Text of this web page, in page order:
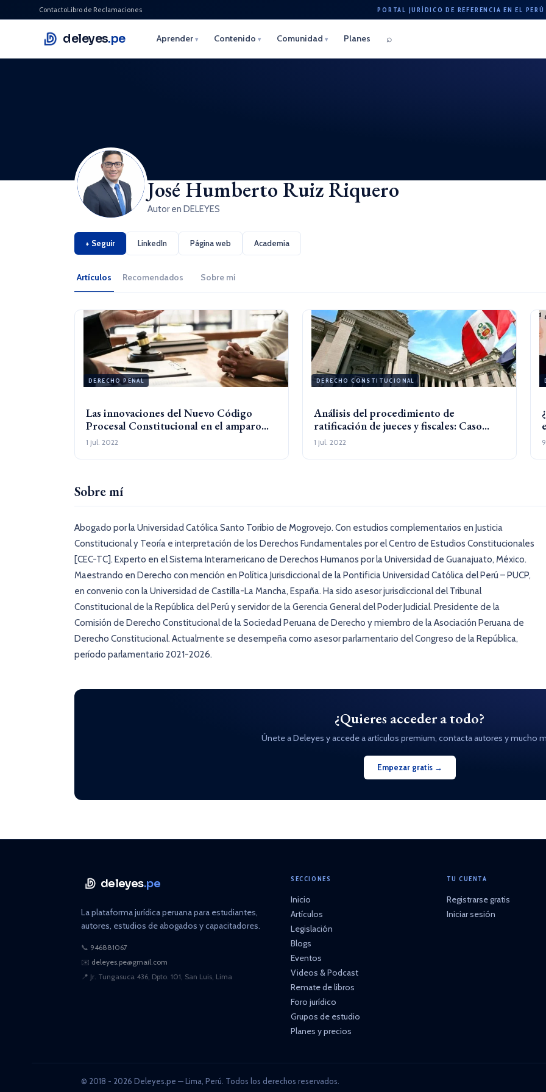
ContactoLibro de Reclamaciones PORTAL JURÍDICO DE REFERENCIA EN EL PERÚ
deleyes.pe Aprender ▾ Contenido ▾ Comunidad ▾ Planes ⌕
José Humberto Ruiz Riquero
Autor en DELEYES
+ Seguir LinkedIn Página web Academia
Artículos Recomendados Sobre mí
DERECHO PENAL
Las innovaciones del Nuevo Código
Procesal Constitucional en el amparo...
1 jul. 2022
DERECHO CONSTITUCIONAL
Análisis del procedimiento de
ratificación de jueces y fiscales: Caso...
1 jul. 2022
Sobre mí
Abogado por la Universidad Católica Santo Toribio de Mogrovejo. Con estudios complementarios en Justicia
Constitucional y Teoría e interpretación de los Derechos Fundamentales por el Centro de Estudios Constitucionales
[CEC-TC]. Experto en el Sistema Interamericano de Derechos Humanos por la Universidad de Guanajuato, México.
Maestrando en Derecho con mención en Política Jurisdiccional de la Pontificia Universidad Católica del Perú – PUCP,
en convenio con la Universidad de Castilla-La Mancha, España. Ha sido asesor jurisdiccional del Tribunal
Constitucional de la República del Perú y servidor de la Gerencia General del Poder Judicial. Presidente de la
Comisión de Derecho Constitucional de la Sociedad Peruana de Derecho y miembro de la Asociación Peruana de
Derecho Constitucional. Actualmente se desempeña como asesor parlamentario del Congreso de la República,
período parlamentario 2021-2026.
¿Quieres acceder a todo?
Únete a Deleyes y accede a artículos premium, contacta autores y mucho
Empezar gratis →
deleyes.pe
La plataforma jurídica peruana para estudiantes,
autores, estudios de abogados y capacitadores.
📞 946881067
✉️ deleyes.pe@gmail.com
📍 Jr. Tungasuca 436, Dpto. 101, San Luis, Lima
SECCIONES
Inicio
Artículos
Legislación
Blogs
Eventos
Videos & Podcast
Remate de libros
Foro jurídico
Grupos de estudio
Planes y precios
TU CUENTA
Registrarse gratis
Iniciar sesión
© 2018 - 2026 Deleyes.pe — Lima, Perú. Todos los derechos reservados.